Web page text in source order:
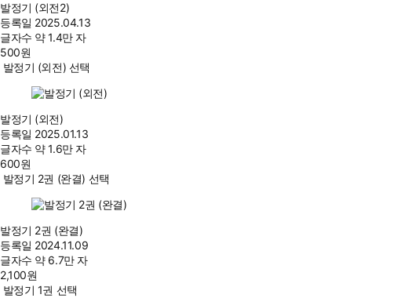
발정기 (외전2)
등록일 2025.04.13
글자수 약 1.4만 자
500원
발정기 (외전) 선택
발정기 (외전)
등록일 2025.01.13
글자수 약 1.6만 자
600원
발정기 2권 (완결) 선택
발정기 2권 (완결)
등록일 2024.11.09
글자수 약 6.7만 자
2,100원
발정기 1권 선택